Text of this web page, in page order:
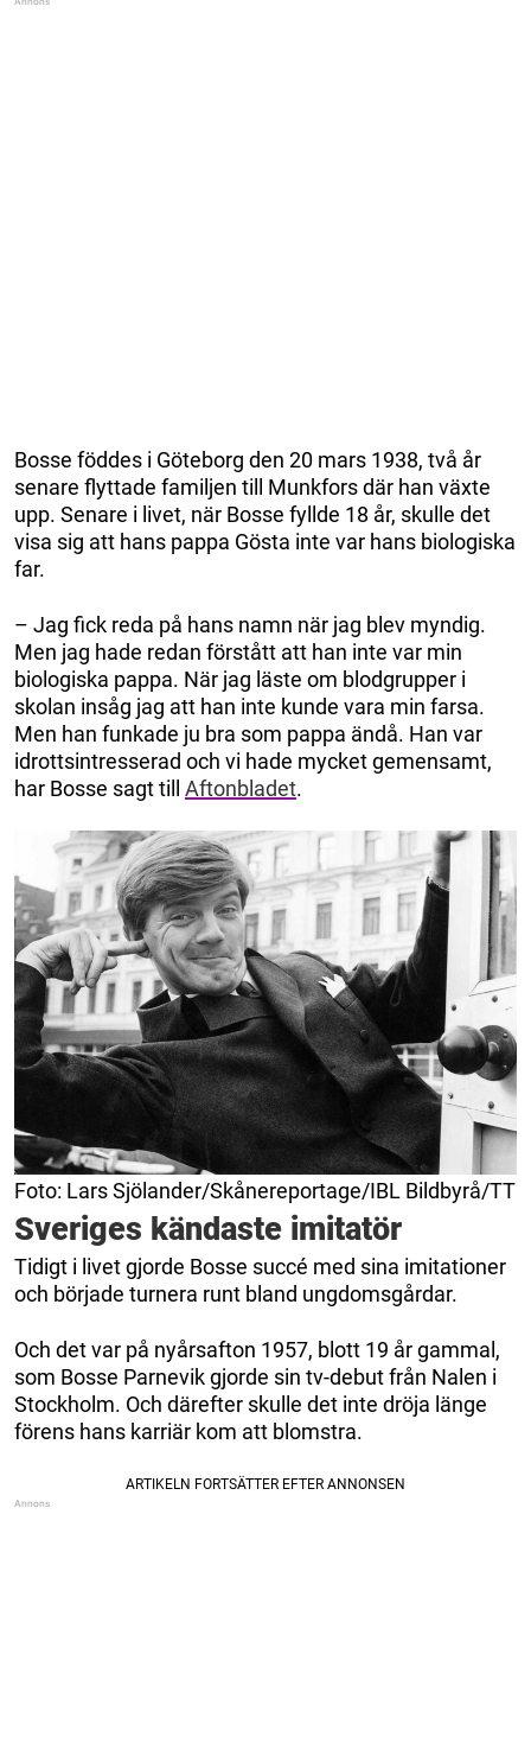
Bosse föddes i Göteborg den 20 mars 1938, två år
senare flyttade familjen till Munkfors där han växte
upp. Senare i livet, när Bosse fyllde 18 år, skulle det
visa sig att hans pappa Gösta inte var hans biologiska
far.
– Jag fick reda på hans namn när jag blev myndig.
Men jag hade redan förstått att han inte var min
biologiska pappa. När jag läste om blodgrupper i
skolan insåg jag att han inte kunde vara min farsa.
Men han funkade ju bra som pappa ändå. Han var
idrottsintresserad och vi hade mycket gemensamt,
har Bosse sagt till Aftonbladet.
Foto: Lars Sjölander/Skånereportage/IBL Bildbyrå/TT
Sveriges kändaste imitatör
Tidigt i livet gjorde Bosse succé med sina imitationer
och började turnera runt bland ungdomsgårdar.
Och det var på nyårsafton 1957, blott 19 år gammal,
som Bosse Parnevik gjorde sin tv-debut från Nalen i
Stockholm. Och därefter skulle det inte dröja länge
förens hans karriär kom att blomstra.